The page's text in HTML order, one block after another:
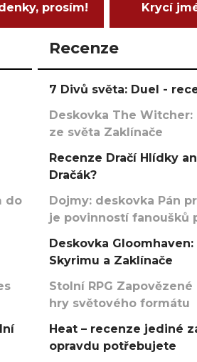
prosím! Krycí
do
Recenze
7 Divů světa: Duel -
Deskovka The
ze světa Zaklínače
Recenze Dračí Hlídky
Dračák?
Dojmy: deskovka Pán
je povinností fanoušků
Deskovka
Skyrimu a Zaklínače
Stolní RPG
hry světového formátu
Heat – recenze jediné
opravdu potřebujete